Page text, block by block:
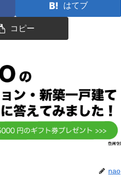
はてブ
コピー
nao